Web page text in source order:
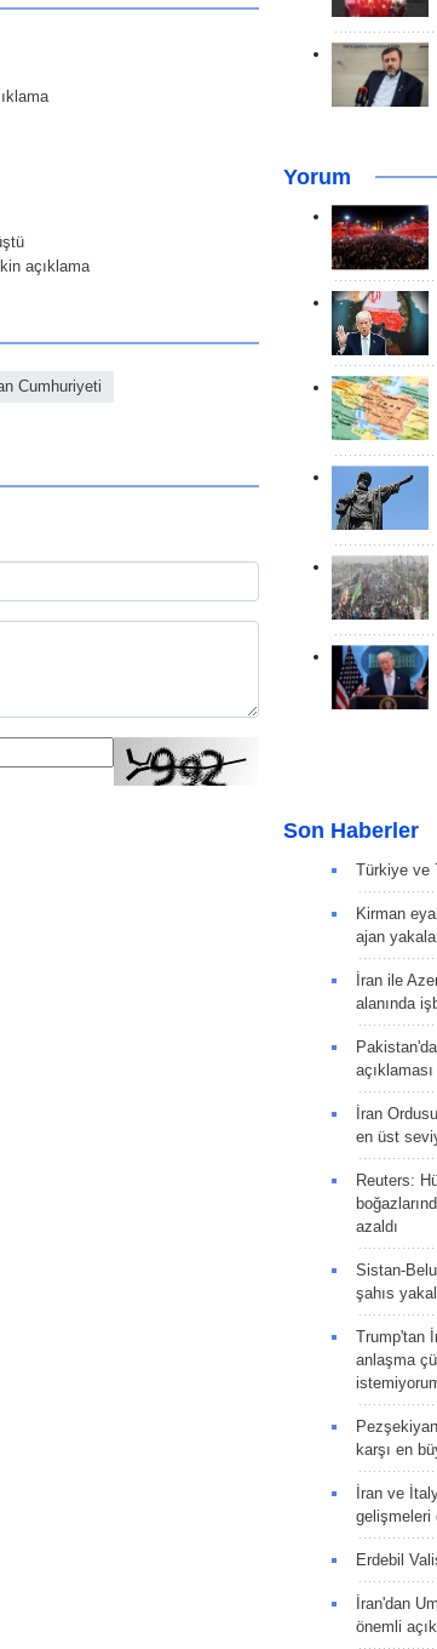
açıklama
Cumhuriyeti
Yorum
Son Haberler
Türkiye ve
Kirman
ajan
İran ile
alanında
açıklaması
İran
en üst
Reuters:
azaldı
Sistan-
şahıs
Trump'tan
anlaşma
karşı en
İran ve
gelişmeleri
Erdebil
İran'dan
önemli